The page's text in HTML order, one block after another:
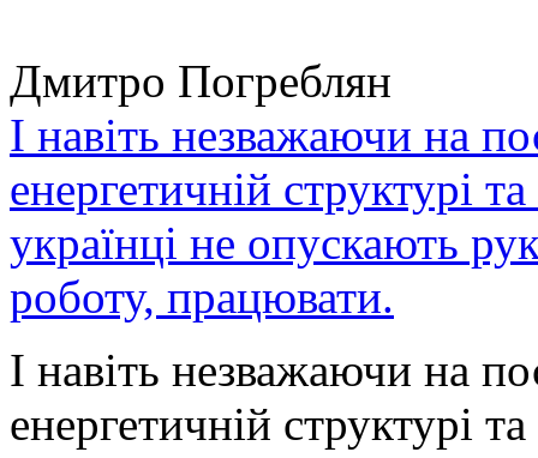
Дмитро Погреблян
І навіть незважаючи на
енергетичній структурі
українці не опускають
роботу, працювати.
І навіть незважаючи на
енергетичній структурі